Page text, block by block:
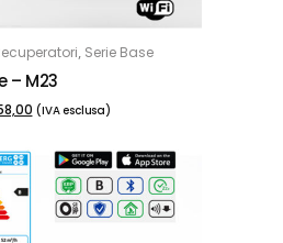
, Serie Base
– M23